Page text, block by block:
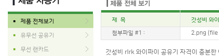
■ 제품 전체보기
■ 유무선 공유기
■ 무선 랜카드
제 목 갓성비 와
첨부파일 #1 : 2.png
갓성비 rlrk 와이파이 공유기 자격이 충분